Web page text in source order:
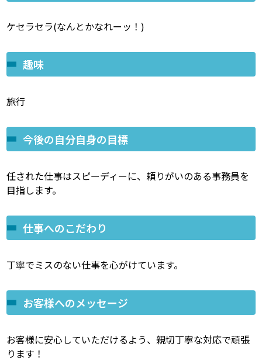
ケセラセラ(なんとかなれーッ！)
趣味
旅行
今後の自分自身の目標
任された仕事はスピーディーに、頼りがいのある事務員を
目指します。
仕事へのこだわり
丁寧でミスのない仕事を心がけています。
お客様へのメッセージ
お客様に安心していただけるよう、親切丁寧な対応で頑張
ります！